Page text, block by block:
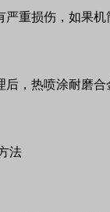
重损伤，如果
后，热喷涂耐磨合